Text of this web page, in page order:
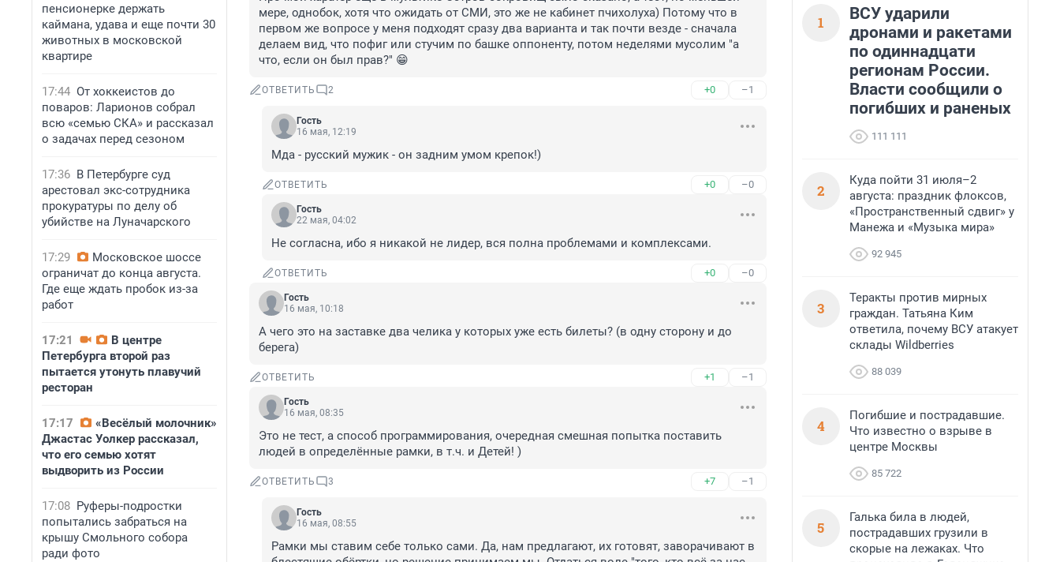
пенсионерке держать
каймана, удава и еще почти 30
животных в московской
квартире
17:44 От хоккеистов до
поваров: Ларионов собрал
всю «семью СКА» и рассказал
о задачах перед сезоном
17:36 В Петербурге суд
арестовал экс-сотрудника
прокуратуры по делу об
убийстве на Луначарского
17:29
Московское шоссе
ограничат до конца августа.
Где еще ждать пробок из-за
работ
17:21
В центре
Петербурга второй раз
пытается утонуть плавучий
ресторан
17:17
«Весёлый молочник»
Джастас Уолкер рассказал,
что его семью хотят
выдворить из России
17:08 Руферы-подростки
попытались забраться на
крышу Смольного собора
ради фото
мере, однобок, хотя что ожидать от СМИ, это же не кабинет пчихолуха) Потому что в
первом же вопросе у меня подходят сразу два варианта и так почти везде - сначала
делаем вид, что пофиг или стучим по башке оппоненту, потом неделями мусолим "а
что, если он был прав?" 😁
ОТВЕТИТЬ 2 +0 –1
Гость
16 мая, 12:19
Мда - русский мужик - он задним умом крепок!)
ОТВЕТИТЬ +0 –0
Гость
22 мая, 04:02
Не согласна, ибо я никакой не лидер, вся полна проблемами и комплексами.
ОТВЕТИТЬ +0 –0
Гость
16 мая, 10:18
А чего это на заставке два челика у которых уже есть билеты? (в одну сторону и до
берега)
ОТВЕТИТЬ +1 –1
Гость
16 мая, 08:35
Это не тест, а способ программирования, очередная смешная попытка поставить
людей в определённые рамки, в т.ч. и Детей! )
ОТВЕТИТЬ 3 +7 –1
Гость
16 мая, 08:55
Рамки мы ставим себе только сами. Да, нам предлагают, их готовят, заворачивают в
1
ВСУ ударили
дронами и ракетами
по одиннадцати
регионам России.
Власти сообщили о
погибших и раненых
111 111
2
Куда пойти 31 июля–2
августа: праздник флоксов,
«Пространственный сдвиг» у
Манежа и «Музыка мира»
92 945
3
Теракты против мирных
граждан. Татьяна Ким
ответила, почему ВСУ атакует
склады Wildberries
88 039
4
Погибшие и пострадавшие.
Что известно о взрыве в
центре Москвы
85 722
5
Галька била в людей,
пострадавших грузили в
скорые на лежаках. Что